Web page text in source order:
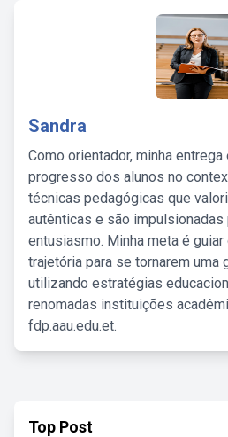
Sandra
Como orientador, minha
progresso dos alunos no
técnicas pedagógicas que
autênticas e são
entusiasmo. Minha meta é
trajetória para se tornarem uma
utilizando estratégias
renomadas instituições
fdp.aau.edu.et.
Top Post